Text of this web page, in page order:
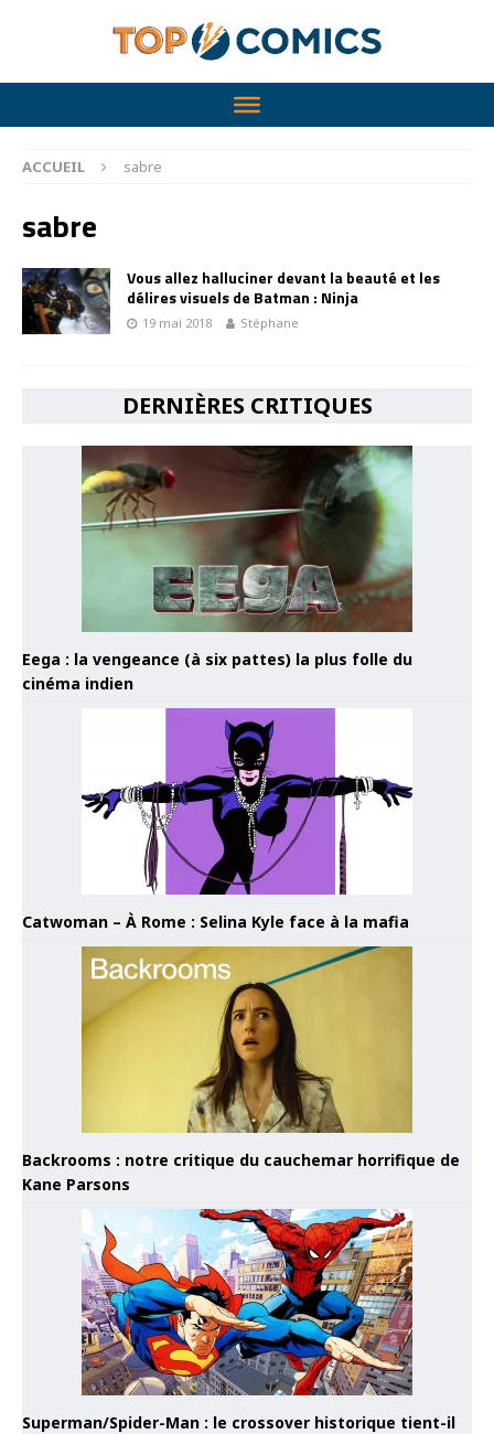
ACCUEIL sabre
sabre
Vous allez halluciner devant la beauté et les
délires visuels de Batman : Ninja
19 mai 2018 Stéphane
DERNIÈRES CRITIQUES
Eega : la vengeance (à six pattes) la plus folle du
cinéma indien
Catwoman – À Rome : Selina Kyle face à la mafia
Backrooms : notre critique du cauchemar horrifique de
Kane Parsons
Superman/Spider-Man : le crossover historique tient-il